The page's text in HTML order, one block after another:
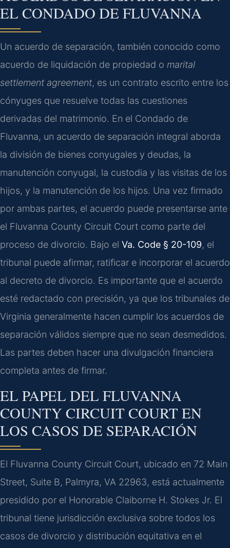
EL CONDADO DE FLUVANNA
Un acuerdo de separación, también conocido como
acuerdo de liquidación de propiedad o marital
settlement agreement, es un contrato escrito entre los
cónyuges que resuelve todas las cuestiones
derivadas del matrimonio. En el Condado de
Fluvanna, un acuerdo de separación integral aborda
la división de bienes conyugales y deudas, la
manutención conyugal, la custodia y las visitas de los
hijos, y la manutención de los hijos. Una vez firmado
por ambas partes, el acuerdo puede presentarse ante
el Fluvanna County Circuit Court como parte del
proceso de divorcio. Bajo el Va. Code § 20-109, el
tribunal puede afirmar, ratificar e incorporar el acuerdo
al decreto de divorcio. Es importante que el acuerdo
esté redactado con precisión, ya que los tribunales de
Virginia generalmente hacen cumplir los acuerdos de
separación válidos siempre que no sean desmedidos.
Las partes deben hacer una divulgación financiera
completa antes de firmar.
EL PAPEL DEL FLUVANNA
COUNTY CIRCUIT COURT EN
LOS CASOS DE SEPARACIÓN
El Fluvanna County Circuit Court, ubicado en 72 Main
Street, Suite B, Palmyra, VA 22963, está actualmente
presidido por el Honorable Claiborne H. Stokes Jr. El
tribunal tiene jurisdicción exclusiva sobre todos los
casos de divorcio y distribución equitativa en el